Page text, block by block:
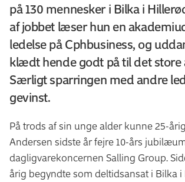
på 130 mennesker i Bilka i
af jobbet læser hun en
ledelse på Cphbusiness, og
klædt hende godt på til det store
Særligt sparringen med andre
gevinst.
På trods af sin unge alder kunne 25-
Andersen sidste år fejre 10-års
dagligvarekoncernen Salling Group.
årig begyndte som deltidsansat i Bilka i